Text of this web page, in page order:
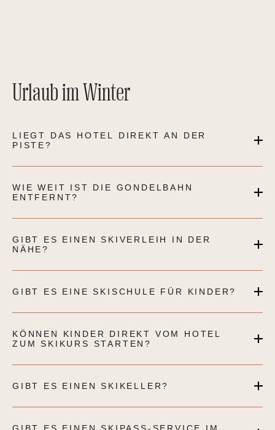
Urlaub im Winter
LIEGT DAS HOTEL DIREKT AN DER
PISTE?
WIE WEIT IST DIE GONDELBAHN
ENTFERNT?
GIBT ES EINEN SKIVERLEIH IN DER
NÄHE?
GIBT ES EINE SKISCHULE FÜR KINDER?
KÖNNEN KINDER DIREKT VOM HOTEL
ZUM SKIKURS STARTEN?
GIBT ES EINEN SKIKELLER?